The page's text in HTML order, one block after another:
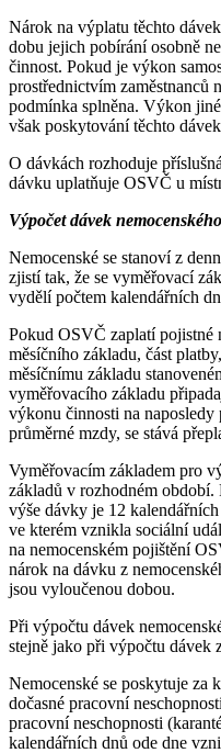
Nárok na výplatu těchto
dobu jejich pobírání osobně
činnost. Pokud je výkon
prostřednictvím zaměstnanců
podmínka splněna. Výkon
však poskytování těchto
O dávkách rozhoduje
dávku uplatňuje OSVČ u
Výpočet dávek
Nemocenské se stanoví z
zjistí tak, že se vyměřovací
vydělí počtem kalendářních
Pokud OSVČ zaplatí pojistné
měsíčního základu, část
měsíčnímu základu
vyměřovacího základu
výkonu činnosti na
průměrné mzdy, se stává
Vyměřovacím základem pro
základů v rozhodném
výše dávky je 12
ve kterém vznikla sociální
na nemocenském pojištění
nárok na dávku z
jsou vyloučenou dobou.
Při výpočtu dávek
stejně jako při výpočtu dávek
Nemocenské se poskytuje za
dočasné pracovní
pracovní neschopnosti
kalendářních dnů ode dne